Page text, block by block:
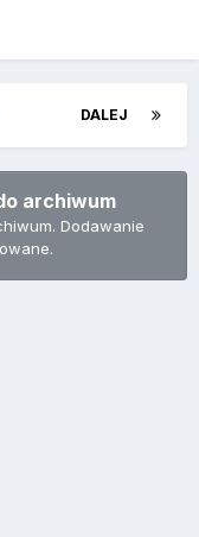
DALEJ
archiwum
Dodawanie